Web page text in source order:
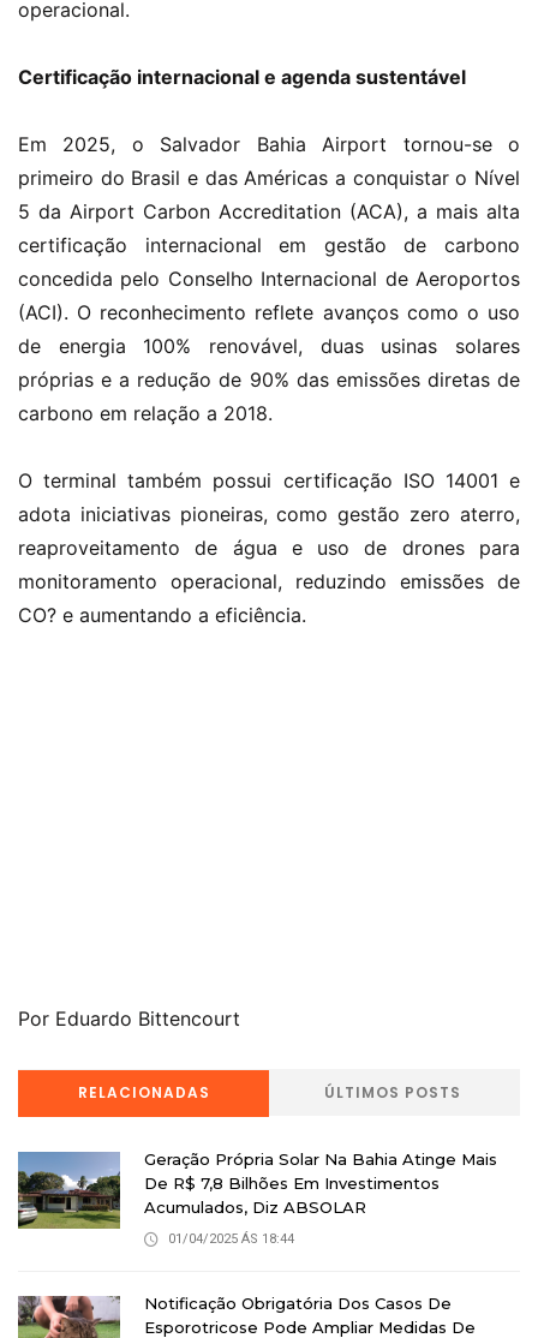
operacional.
Certificação internacional e agenda sustentável
Em 2025, o Salvador Bahia Airport tornou-se o
primeiro do Brasil e das Américas a conquistar o Nível
5 da Airport Carbon Accreditation (ACA), a mais alta
certificação internacional em gestão de carbono
concedida pelo Conselho Internacional de Aeroportos
(ACI). O reconhecimento reflete avanços como o uso
de energia 100% renovável, duas usinas solares
próprias e a redução de 90% das emissões diretas de
carbono em relação a 2018.
O terminal também possui certificação ISO 14001 e
adota iniciativas pioneiras, como gestão zero aterro,
reaproveitamento de água e uso de drones para
monitoramento operacional, reduzindo emissões de
CO? e aumentando a eficiência.
Por Eduardo Bittencourt
RELACIONADAS ÚLTIMOS POSTS
Geração Própria Solar Na Bahia Atinge Mais
De R$ 7,8 Bilhões Em Investimentos
Acumulados, Diz ABSOLAR
01/04/2025 ÁS 18:44
Notificação Obrigatória Dos Casos De
Esporotricose Pode Ampliar Medidas De